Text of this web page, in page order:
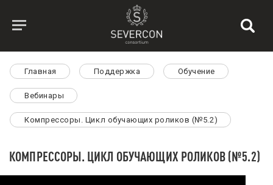
Главная Поддержка Обучение
Вебинары
Компрессоры. Цикл обучающих роликов (№5.2)
КОМПРЕССОРЫ. ЦИКЛ ОБУЧАЮЩИХ РОЛИКОВ (№5.2)